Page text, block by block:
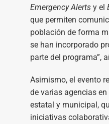
Emergency Alertsy el
que permiten
población de forma
se han incorporado
parte del programa”,
Asimismo, el evento
de varias agencias
estatal y municipal,
iniciativas